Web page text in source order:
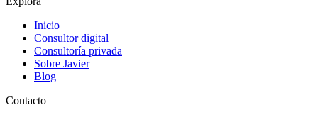
Inicio
Consultor digital
Consultoría privada
Sobre Javier
Blog
Contacto